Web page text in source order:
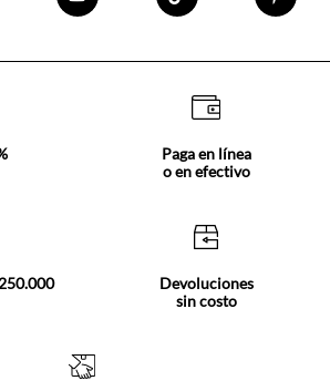
Paga en línea
o en efectivo
Devoluciones
sin costo